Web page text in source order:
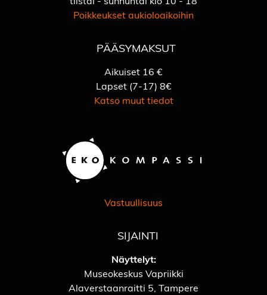
Poikkeukset aukioloaikoihin
PÄÄSYMAKSUT
Aikuiset 16 €
Lapset (7-17) 8€
Katso muut tiedot
Vastuullisuus
SIJAINTI
Näyttelyt:
Museokeskus Vapriikki
Alaverstaanraitti 5, Tampere